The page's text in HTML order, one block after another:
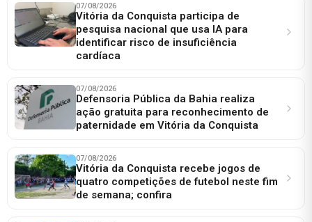
07/08/2026
Vitória da Conquista participa de
pesquisa nacional que usa IA para
identificar risco de insuficiência
cardíaca
07/08/2026
Defensoria Pública da Bahia realiza
ação gratuita para reconhecimento de
paternidade em Vitória da Conquista
07/08/2026
Vitória da Conquista recebe jogos de
quatro competições de futebol neste fim
de semana; confira